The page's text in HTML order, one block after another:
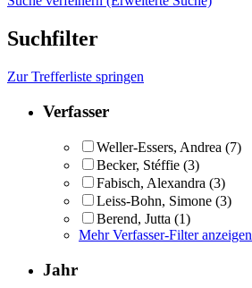
Suchfilter
Zur Trefferliste springen
Verfasser
Weller-Essers, Andrea (7)
Becker, Stéffie (3)
Fabisch, Alexandra (3)
Leiss-Bohn, Simone (3)
Berend, Jutta (1)
Mehr Verfasser-Filter anzeigen
Jahr